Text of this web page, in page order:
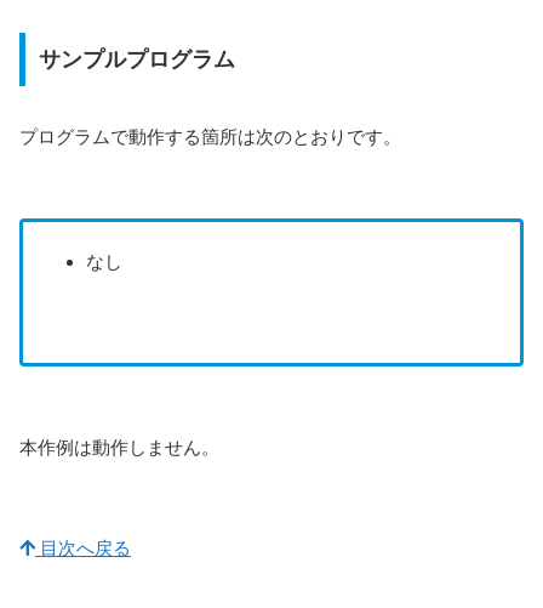
サンプルプログラム
プログラムで動作する箇所は次のとおりです。
なし
本作例は動作しません。
目次へ戻る